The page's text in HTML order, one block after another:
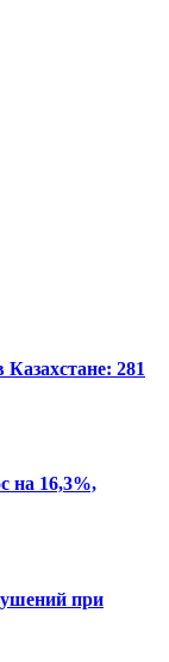
281
на 16,3%,
при